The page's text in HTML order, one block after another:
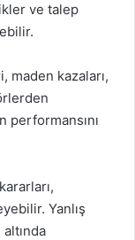
ve talep
kazaları,
performansını
Yanlış